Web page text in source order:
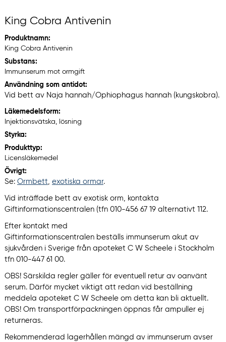
King Cobra Antivenin
Produktnamn:
King Cobra Antivenin
Substans:
Immunserum mot ormgift
Användning som antidot:
Vid bett av Naja hannah/Ophiophagus hannah (kungskobra).
Läkemedelsform:
Injektionsvätska, lösning
Styrka:
Produkttyp:
Licensläkemedel
Övrigt:
Se: Ormbett, exotiska ormar.
Vid inträffade bett av exotisk orm, kontakta
Giftinformationscentralen (tfn 010-456 67 19 alternativt 112.
Efter kontakt med
Giftinformationscentralen beställs immunserum akut av
sjukvården i Sverige från apoteket C W Scheele i Stockholm
tfn 010-447 61 00.
OBS! Särskilda regler gäller för eventuell retur av oanvänt
serum. Därför mycket viktigt att redan vid beställning
meddela apoteket C W Scheele om detta kan bli aktuellt.
OBS! Om transportförpackningen öppnas får ampuller ej
returneras.
Rekommenderad lagerhållen mängd av immunserum avser